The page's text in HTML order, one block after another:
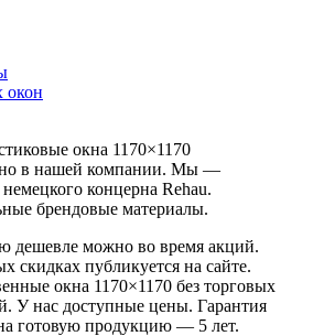
окон
окна 1170×1170
в нашей компании. Мы —
концерна Rehau.
брендовые материалы.
дешевле можно во время акций.
скидках публикуется на сайте.
окна 1170×1170 без торговых
У нас доступные цены. Гарантия
готовую продукцию — 5 лет.